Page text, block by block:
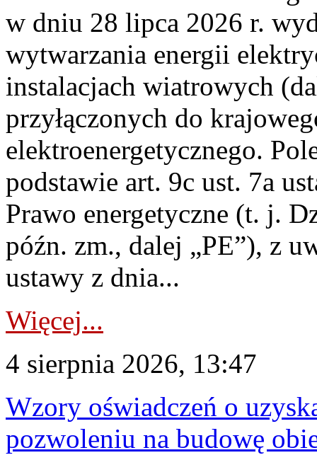
w dniu 28 lipca 2026 r.
wytwarzania energii
instalacjach wiatrowych
przyłączonych do
elektroenergetycznego.
podstawie art. 9c ust. 7a
Prawo energetyczne (t. j.
późn. zm., dalej „PE”), z
ustawy z dnia...
Więcej...
4 sierpnia 2026, 13:47
Wzory oświadczeń o
pozwoleniu na budowę